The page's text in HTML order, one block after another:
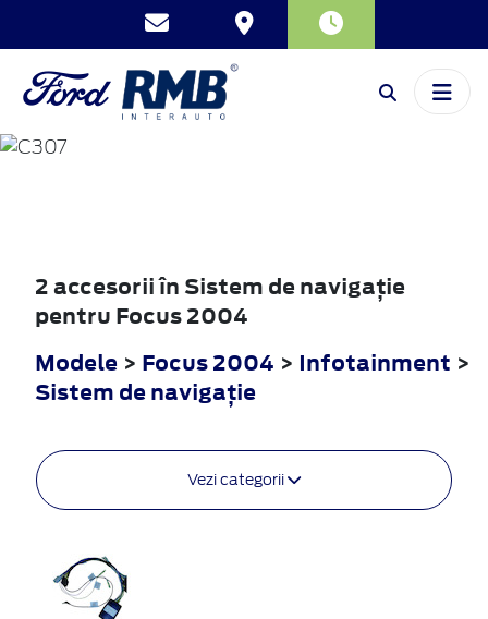
FOCUS
2 accesorii în Sistem de navigaţie
pentru Focus 2004
Modele > Focus 2004 > Infotainment >
Sistem de navigaţie
Vezi categorii